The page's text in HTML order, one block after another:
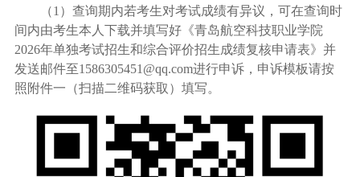
（1 ）查询期内若考生对考试成绩有异议，可在查询时
间内由考生本人下载并填写好《青岛航空科技职业学院
2026年单独考试招生和综合评价招生成绩复核申请表》并
发送邮件至1586305451@qq.com进行申诉，申诉模板请按
照附件一（扫描二维码获取）填写。